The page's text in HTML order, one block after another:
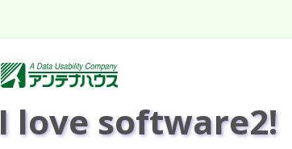
I love software2!